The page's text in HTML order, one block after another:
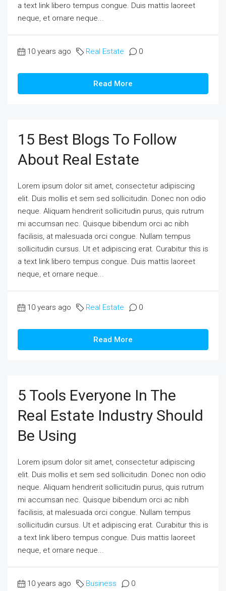
a text link libero tempus congue. Duis mattis laoreet
neque, et ornare neque...
10 years ago Real Estate 0
Read More
15 Best Blogs To Follow
About Real Estate
Lorem ipsum dolor sit amet, consectetur adipiscing
elit. Duis mollis et sem sed sollicitudin. Donec non odio
neque. Aliquam hendrerit sollicitudin purus, quis rutrum
mi accumsan nec. Quisque bibendum orci ac nibh
facilisis, at malesuada orci congue. Nullam tempus
sollicitudin cursus. Ut et adipiscing erat. Curabitur this is
a text link libero tempus congue. Duis mattis laoreet
neque, et ornare neque...
10 years ago Real Estate 0
Read More
5 Tools Everyone In The
Real Estate Industry Should
Be Using
Lorem ipsum dolor sit amet, consectetur adipiscing
elit. Duis mollis et sem sed sollicitudin. Donec non odio
neque. Aliquam hendrerit sollicitudin purus, quis rutrum
mi accumsan nec. Quisque bibendum orci ac nibh
facilisis, at malesuada orci congue. Nullam tempus
sollicitudin cursus. Ut et adipiscing erat. Curabitur this is
a text link libero tempus congue. Duis mattis laoreet
neque, et ornare neque...
10 years ago Business 0